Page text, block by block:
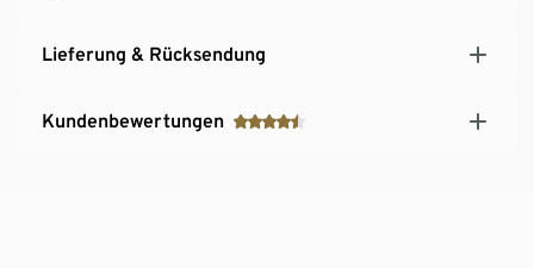
Lieferung & Rücksendung
Kundenbewertungen